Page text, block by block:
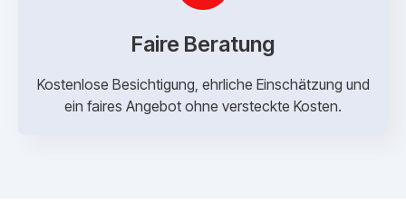
Faire Beratung
Kostenlose Besichtigung, ehrliche Einschätzung und
ein faires Angebot ohne versteckte Kosten.